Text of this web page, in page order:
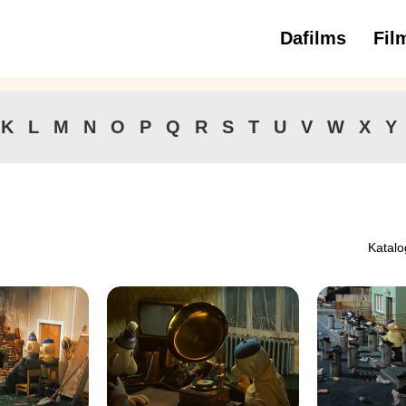
Dafilms 3
K L M N O P Q R S T U V W X Y